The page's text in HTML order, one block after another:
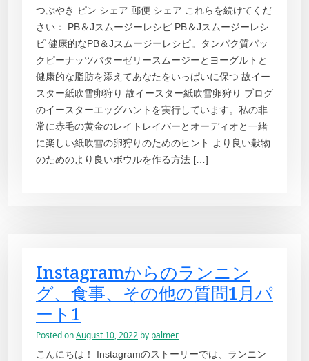
つぶやき ピン シェア 郵便 シェア これらを続けてくだ
さい： PB＆Jスムージーレシピ PB＆Jスムージーレシ
ピ 健康的なPB＆Jスムージーレシピ。タンパク質パッ
クピーナッツバターゼリースムージーとヨーグルトと
健康的な脂肪を添えてあなたをいっぱいに保つ 故イー
スター紙吹雪卵狩り 故イースター紙吹雪卵狩り ブログ
のイースターエッグハントを実行しています。私の非
常に赤毛の黄金のレイトレイバーとオーディオと一緒
に楽しい紙吹雪の卵狩りのためのヒント より良い穀物
のためのより良いボウルを作る方法 […]
Instagramからのランニン
グ、食事、その他の質問1月パ
ート1
Posted onAugust 10, 2022 by palmer
こんにちは！ Instagramのストーリーでは、ランニン